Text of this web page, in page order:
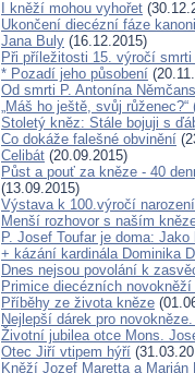
I kněží mohou vyhořet
Ukončení diecézní fáze
Jana Buly (16.12.2015)
Při příležitosti 15. výročí
* Pozadí jeho působení
Od smrti P. Antonína
„Máš ho ještě, svůj
Stoletý kněz: Stále bojuji s
Co dokáže falešné obvinění
Celibát (20.09.2015)
Půst a pouť za kněze - 40
(13.09.2015)
Výstava k 100.výročí
Menší rozhovor s naším
P. Josef Toufar je doma:
+ kázání kardinála Dominika
Dnes nejsou povolání k
Primice diecézních
Příběhy ze života kněze
Nejlepší dárek pro
Životní jubilea otce Mons.
Otec Jiří vtipem hýří
Kněží Jozef Maretta a Marián